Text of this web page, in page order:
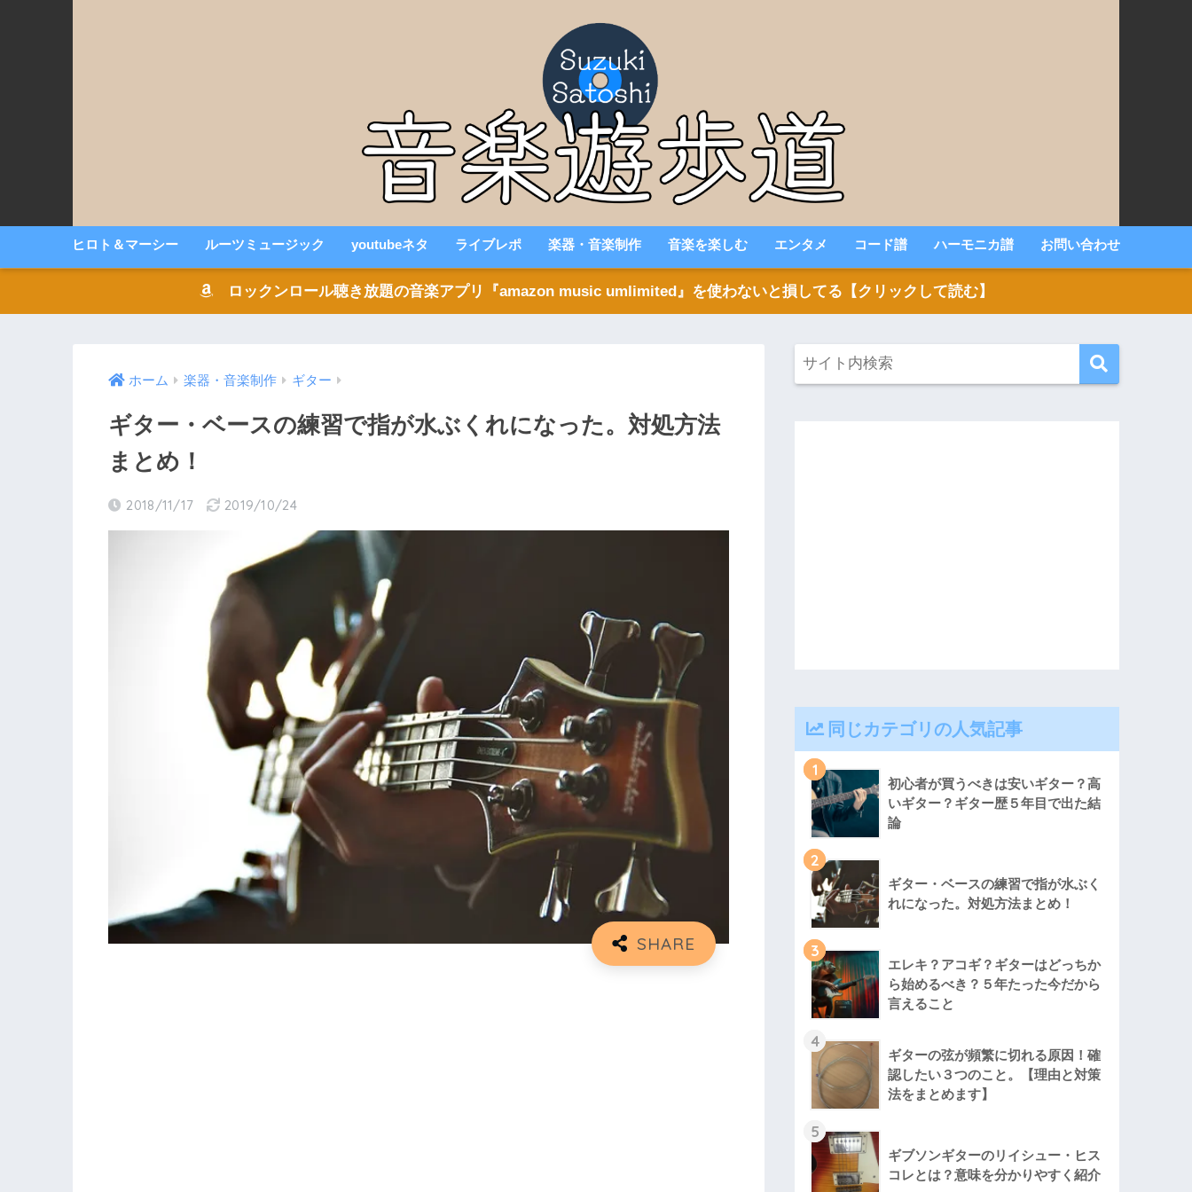
ヒロト＆マーシー ルーツミュージック youtubeネタ ライブレポ 楽器・音楽制作 音楽を楽しむ エンタメ コード譜 ハーモニカ譜 お問い合わせ
ロックンロール聴き放題の音楽アプリ『amazon music umlimited』を使わないと損してる【クリックして読む】
ホーム 楽器・音楽制作 ギター
ギター・ベースの練習で指が水ぶくれになった。対処方法
まとめ！
2018/11/17 2019/10/24
同じカテゴリの人気記事
1
初心者が買うべきは安いギター？高
いギター？ギター歴５年目で出た結
論
2
ギター・ベースの練習で指が水ぶく
れになった。対処方法まとめ！
3
エレキ？アコギ？ギターはどっちか
ら始めるべき？５年たった今だから
言えること
4
ギターの弦が頻繁に切れる原因！確
認したい３つのこと。【理由と対策
法をまとめます】
5
ギブソンギターのリイシュー・ヒス
コレとは？意味を分かりやすく紹介